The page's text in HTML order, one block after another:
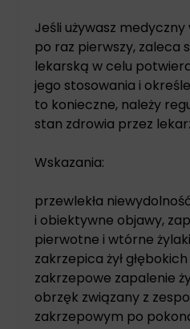
Jeśli używasz
po raz pierwszy, zaleca
lekarską w celu
jego stosowania i
to konieczne, należy
stan zdrowia przez
Wskazania:
przewlekła
i obiektywne objawy,
pierwotne i wtórne
zakrzepica żył głębokich
zakrzepowe zapalenie
obrzęk związany z
zakrzepowym po